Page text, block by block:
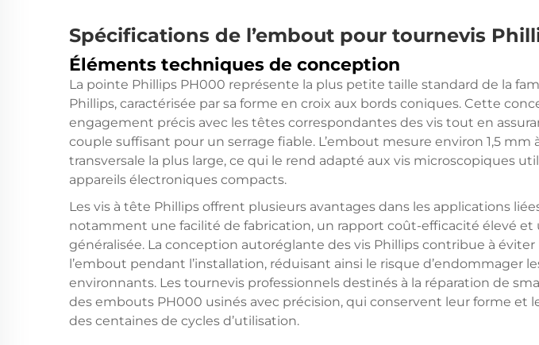
Spécifications de l’embout pour tournevis
Éléments techniques de conception
La pointe Phillips PH000 représente la plus petite taille standard de la
Phillips, caractérisée par sa forme en croix aux bords coniques. Cette
engagement précis avec les têtes correspondantes des vis tout en
couple suffisant pour un serrage fiable. L’embout mesure environ 1,5 mm
transversale la plus large, ce qui le rend adapté aux vis microscopiques
appareils électroniques compacts.
Les vis à tête Phillips offrent plusieurs avantages dans les applications
notamment une facilité de fabrication, un rapport coût-efficacité élevé et
généralisée. La conception autoréglante des vis Phillips contribue à éviter
l’embout pendant l’installation, réduisant ainsi le risque d’endommager
environnants. Les tournevis professionnels destinés à la réparation de
des embouts PH000 usinés avec précision, qui conservent leur forme et
des centaines de cycles d’utilisation.